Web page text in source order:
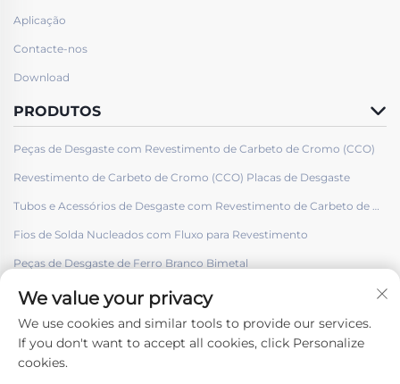
Aplicação
Contacte-nos
Download
PRODUTOS
Peças de Desgaste com Revestimento de Carbeto de Cromo (CCO)
Revestimento de Carbeto de Cromo (CCO) Placas de Desgaste
Tubos e Acessórios de Desgaste com Revestimento de Carbeto de Cromo (CCO)
Fios de Solda Nucleados com Fluxo para Revestimento
Peças de Desgaste de Ferro Branco Bimetal
We value your privacy
We use cookies and similar tools to provide our services.
If you don't want to accept all cookies, click Personalize
cookies.